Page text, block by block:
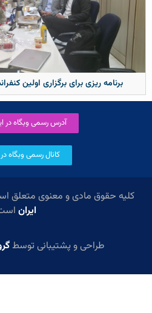
برنامه ریزی برای برگزاری اولین
آدرس رسمی وبگاه در
کانال رسمی وبگاه در
کلیه حقوق مادی و معنوی متعلق
ایراناست
طراحی و پشتیبانی توسطگروه